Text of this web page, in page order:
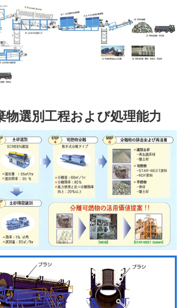
物選別工程および処理能力